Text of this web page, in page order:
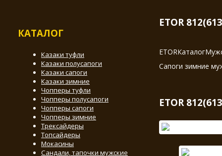
КАТАЛОГ
Казаки туфли
Казаки полусапоги
Казаки сапоги
Казаки зимние
Чопперы туфли
Чопперы полусапоги
Чопперы сапоги
Чопперы зимние
Трексайдеры
Топсайдеры
Мокасины
Сандали, тапочки мужские
ETOR
ETORКаталог
Сапоги зимние
ETOR